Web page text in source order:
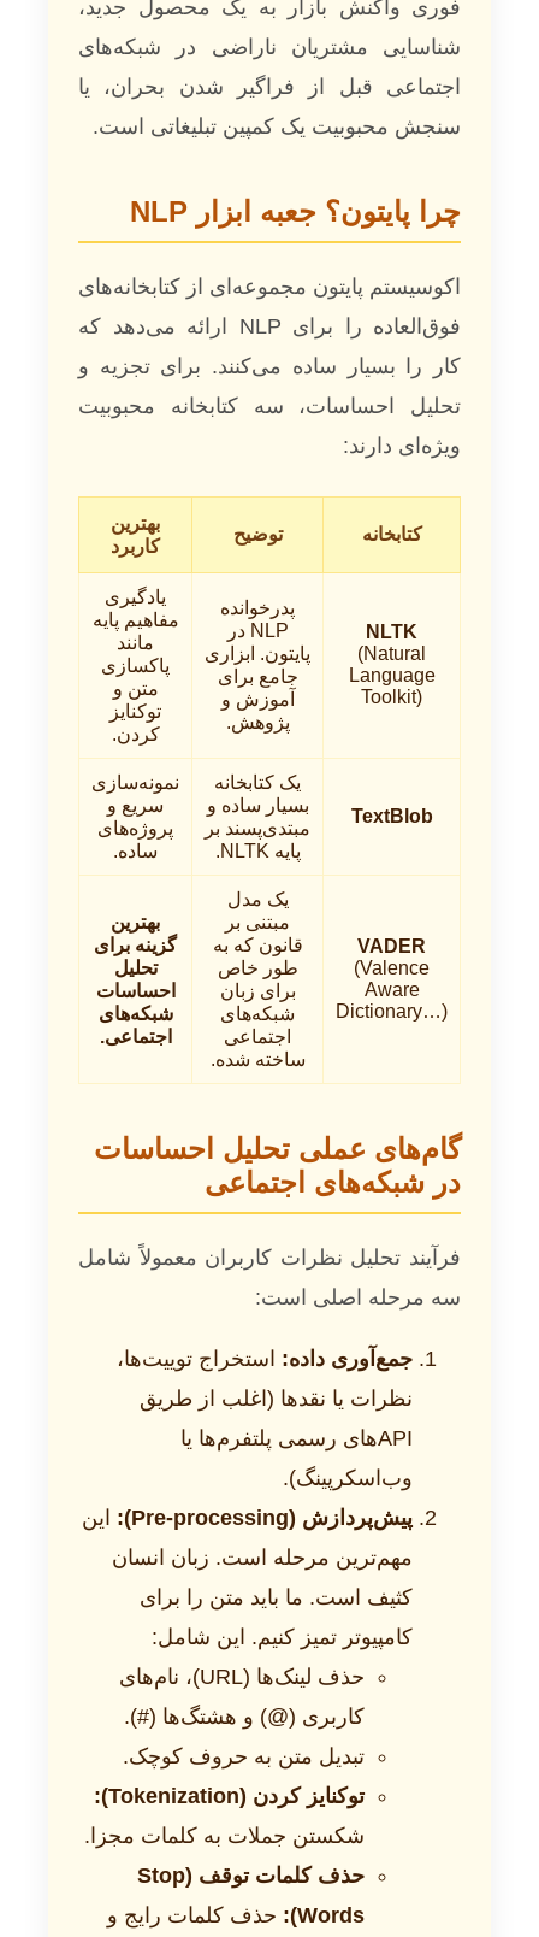
فوری واکنش بازار به یک محصول جدید،
شناسایی مشتریان ناراضی در شبکه‌های
اجتماعی قبل از فراگیر شدن بحران، یا
سنجش محبوبیت یک کمپین تبلیغاتی است.
چرا پایتون؟ جعبه ابزار NLP
اکوسیستم پایتون مجموعه‌ای از کتابخانه‌های
فوق‌العاده را برای NLP ارائه می‌دهد که
کار را بسیار ساده می‌کنند. برای تجزیه و
تحلیل احساسات، سه کتابخانه محبوبیت
ویژه‌ای دارند:
کتابخانه توضیح
بهترین
کاربرد
NLTK
(Natural
Language
Toolkit)
پدرخوانده
NLP در
پایتون. ابزاری
جامع برای
آموزش و
پژوهش.
یادگیری
مفاهیم پایه
مانند
پاکسازی
متن و
توکنایز
کردن.
TextBlob
یک کتابخانه
بسیار ساده و
مبتدی‌پسند بر
پایه NLTK.
نمونه‌سازی
سریع و
پروژه‌های
ساده.
VADER
(Valence
Aware
Dictionary…)
یک مدل
مبتنی بر
قانون که به
طور خاص
برای زبان
شبکه‌های
اجتماعی
ساخته شده.
بهترین
گزینه برای
تحلیل
احساسات
شبکه‌های
اجتماعی.
گام‌های عملی تحلیل احساسات
در شبکه‌های اجتماعی
فرآیند تحلیل نظرات کاربران معمولاً شامل
سه مرحله اصلی است:
جمع‌آوری داده: استخراج توییت‌ها،
نظرات یا نقدها (اغلب از طریق
APIهای رسمی پلتفرم‌ها یا
وب‌اسکرپینگ).
پیش‌پردازش (Pre-processing):
این
مهم‌ترین مرحله است. زبان انسان
کثیف است. ما باید متن را برای
کامپیوتر تمیز کنیم. این شامل:
حذف لینک‌ها (URL)، نام‌های
کاربری (@) و هشتگ‌ها (#).
تبدیل متن به حروف کوچک.
توکنایز کردن (Tokenization):
شکستن جملات به کلمات مجزا.
حذف کلمات توقف (Stop
Words):
حذف کلمات رایج و